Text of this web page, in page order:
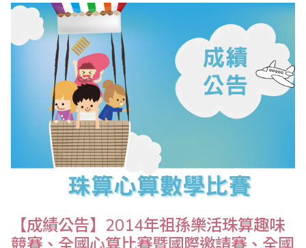
分收穫」，「要怎麼收穫，先要哪麼栽!!」的學習道理。整個比賽依
據大會程序表進行，在全體工作人員努力下圓滿成功。 今年亞太盃
比賽總計邀請北、中、南計六百餘選..
【成績公告】2014年祖孫樂活珠算趣味